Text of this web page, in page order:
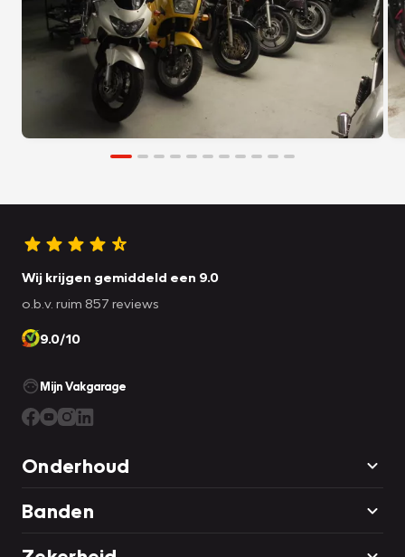
Wij krijgen gemiddeld een 9.0
o.b.v. ruim 857 reviews
9.0/10
Mijn Vakgarage
Onderhoud
Banden